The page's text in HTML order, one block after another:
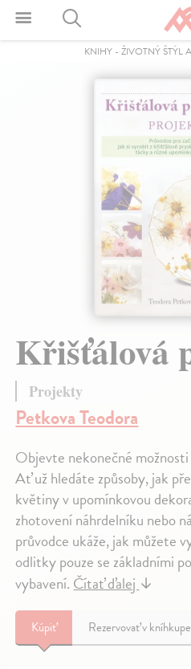
KNIHY- ŽIVOTNÝ ŠTÝL
Křišťálová
Projekty
Petkova Teodora
Objevte nekonečné
Ať už hledáte způsoby, jak
květiny v upomínkovou
zhotovení náhrdelníku nebo
průvodce ukáže, jak můžete
odlitky pouze se základními
vybavení.Čítať ďalej↓
Kúpiť Rezervovať v